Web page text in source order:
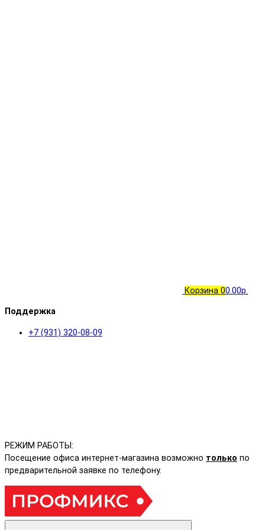
Корзина 00.00р.
Поддержка
+7 (931) 320-08-09
РЕЖИМ РАБОТЫ:
Посещение офиса интернет-магазина возможно только по
предварительной заявке по телефону.